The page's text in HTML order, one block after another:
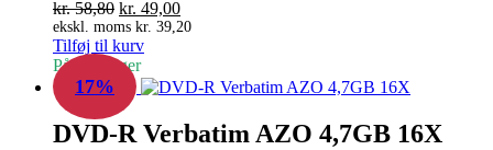
kr.58,80 Den
oprindelige
pris
var:
kr. 58,80.
kr. 49,00Den
aktuelle
kr. 49,00.
ekskl. moms kr. 39,20
Tilføj til kurv
På fjernlager
17%
DVD-R Verbatim AZO 4,7GB 16X